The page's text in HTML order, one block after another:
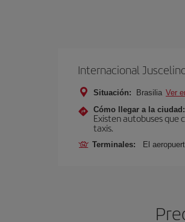
Internacional
Situación: Brasilia Ver
Cómo llegar a la ciudad:
Existen autobuses que
taxis.
Terminales: El